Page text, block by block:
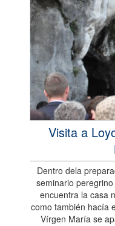
Visita a
Dentro dela
seminario
encuentra la casa
como también hacía
Vírgen María se